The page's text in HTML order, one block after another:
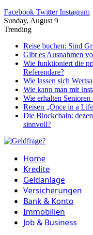
Facebook Twitter Instagram
Sunday, August 9
Trending
Reise buchen: Sind
Gibt es Ausnahmen
Wie funktioniert die
Referendare?
Wie lassen sich
Wie kann man mit
Wie erhalten
Reisen „Once in a
Die Blockchain:
sinnvoll?
Home
Kredite
Geldanlage
Versicherungen
Bank & Konto
Immobilien
Job & Business